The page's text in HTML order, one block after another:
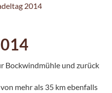
2014
Bockwindmühle und zurück
mehr als 35 km ebenfalls